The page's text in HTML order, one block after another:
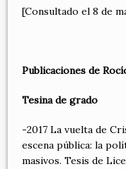
[Consultado el 8 de
Publicaciones de
Tesina de grado
-2017 La vuelta de
escena pública: la
masivos. Tesis de